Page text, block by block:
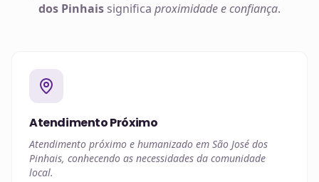
dos Pinhais significa proximidade e confiança.
Atendimento Próximo
Atendimento próximo e humanizado em São José dos
Pinhais, conhecendo as necessidades da comunidade
local.